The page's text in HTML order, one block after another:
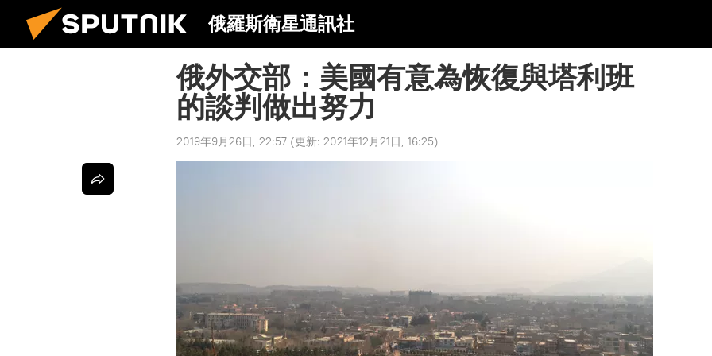
俄羅斯衛星通訊社
俄外交部：美國有意為恢復與塔利班
的談判做出努力
2019年9月26日, 22:57 (更新: 2021年12月21日, 16:25)